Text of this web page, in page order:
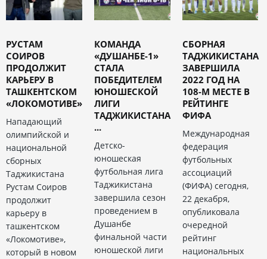
РУСТАМ
СОИРОВ
ПРОДОЛЖИТ
КАРЬЕРУ В
ТАШКЕНТСКОМ
«ЛОКОМОТИВЕ»
Нападающий
олимпийской и
национальной
сборных
Таджикистана
Рустам Соиров
продолжит
карьеру в
ташкентском
«Локомотиве»,
который в новом
КОМАНДА
«ДУШАНБЕ-1»
СТАЛА
ПОБЕДИТЕЛЕМ
ЮНОШЕСКОЙ
ЛИГИ
ТАДЖИКИСТАНА
...
Детско-
юношеская
футбольная лига
Таджикистана
завершила сезон
проведением в
Душанбе
финальной части
юношеской лиги
СБОРНАЯ
ТАДЖИКИСТАНА
ЗАВЕРШИЛА
2022 ГОД НА
108-М МЕСТЕ В
РЕЙТИНГЕ
ФИФА
Международная
федерация
футбольных
ассоциаций
(ФИФА) сегодня,
22 декабря,
опубликовала
очередной
рейтинг
национальных